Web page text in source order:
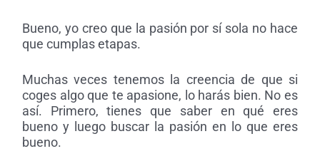
Bueno, yo creo que la pasión por sí sola no hace
que cumplas etapas.
Muchas veces tenemos la creencia de que si
coges algo que te apasione, lo harás bien. No es
así. Primero, tienes que saber en qué eres
bueno y luego buscar la pasión en lo que eres
bueno.